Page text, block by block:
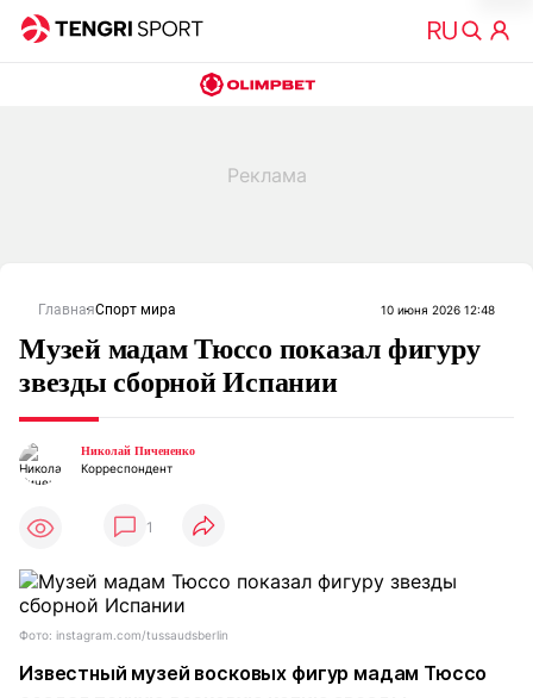
ГлавнаяСпорт мира 10 июня 2026 12:48
Музей мадам Тюссо показал фигуру
звезды сборной Испании
Николай Пичененко
Корреспондент
1
Фото: instagram.com/tussaudsberlin
Известный музей восковых фигур мадам Тюссо